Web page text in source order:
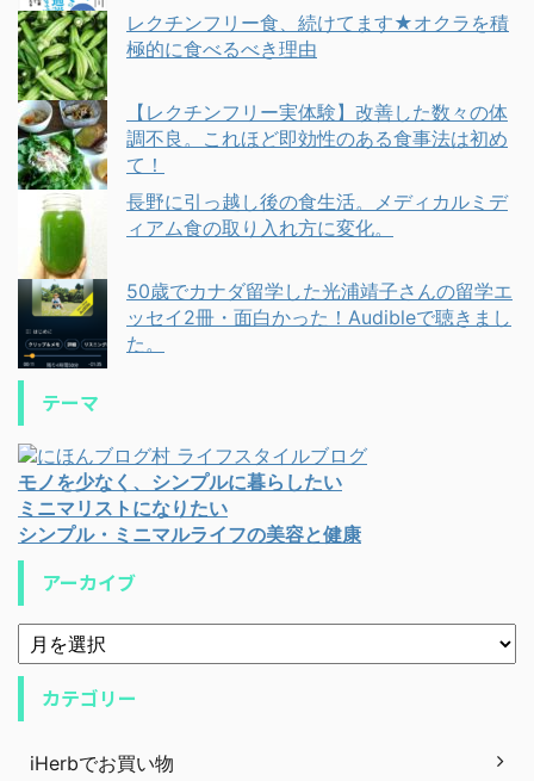
レクチンフリー食、続けてます★オクラを積
極的に食べるべき理由
【レクチンフリー実体験】改善した数々の体
調不良。これほど即効性のある食事法は初め
て！
長野に引っ越し後の食生活。メディカルミデ
ィアム食の取り入れ方に変化。
50歳でカナダ留学した光浦靖子さんの留学エ
ッセイ2冊・面白かった！Audibleで聴きまし
た。
テーマ
モノを少なく、シンプルに暮らしたい
ミニマリストになりたい
シンプル・ミニマルライフの美容と健康
アーカイブ
カテゴリー
iHerbでお買い物